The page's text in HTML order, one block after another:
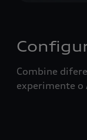
Combine
experimente o